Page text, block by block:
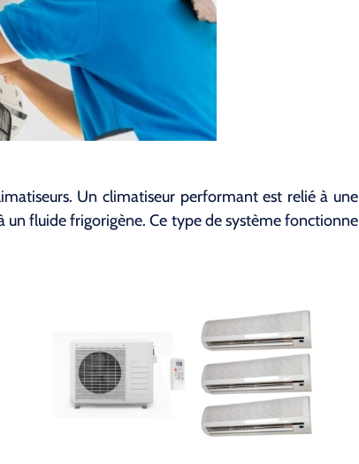
Un climatiseur performant est relié à une
un fluide frigorigène. Ce type de système fonctionne